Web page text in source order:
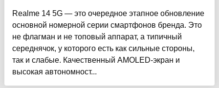
Realme 14 5G — это очередное этапное обновление
основной номерной серии смартфонов бренда. Это
не флагман и не топовый аппарат, а типичный
середнячок, у которого есть как сильные стороны,
так и слабые. Качественный AMOLED-экран и
высокая автономност...